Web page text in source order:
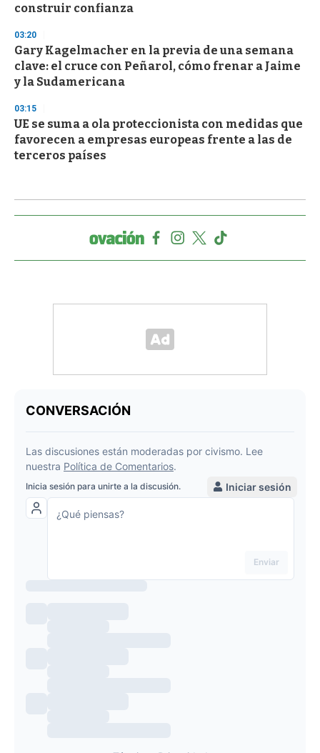
construir confianza
03:20
Gary Kagelmacher en la previa de una semana
clave: el cruce con Peñarol, cómo frenar a Jaime
y la Sudamericana
03:15
UE se suma a ola proteccionista con medidas que
favorecen a empresas europeas frente a las de
terceros países